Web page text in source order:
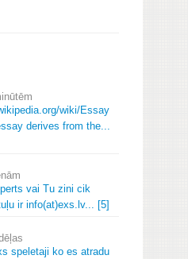
org/wiki/Essay
derives from the...
vai Tu zini cik
ir info(at)exs. lv... [5]
speletaji ko es atradu